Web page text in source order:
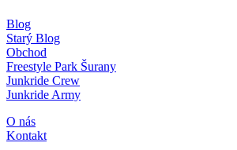
Blog
Starý Blog
Obchod
Freestyle Park Šurany
Junkride Crew
Junkride Army
O nás
Kontakt